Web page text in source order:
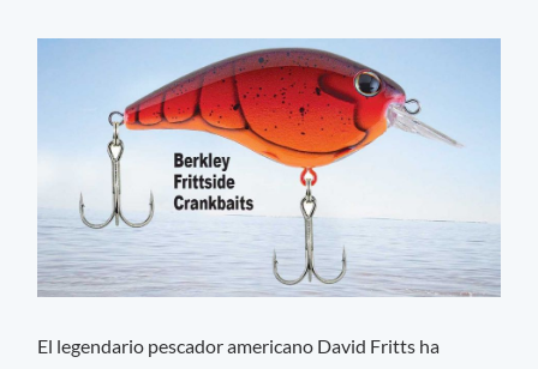
El legendario pescador americano David Fritts ha